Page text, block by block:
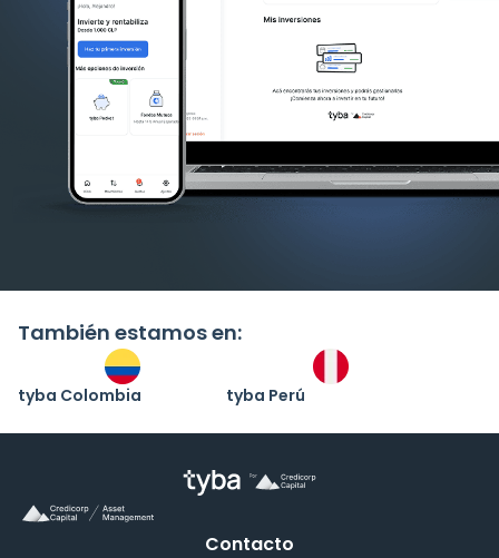
También estamos en:
tyba Colombia tyba Perú
Contacto